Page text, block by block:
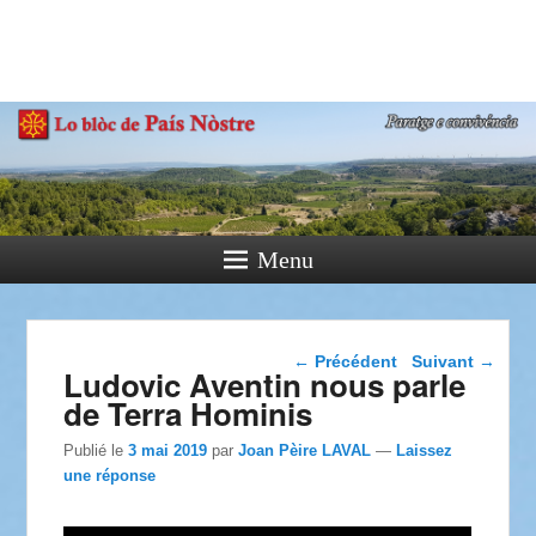
Paratge e Convivència
Menu
Navigation dans les
articles
← Précédent Suivant →
Ludovic Aventin nous parle
de Terra Hominis
Publié le3 mai 2019 parJoan Pèire LAVAL —Laissez
une réponse